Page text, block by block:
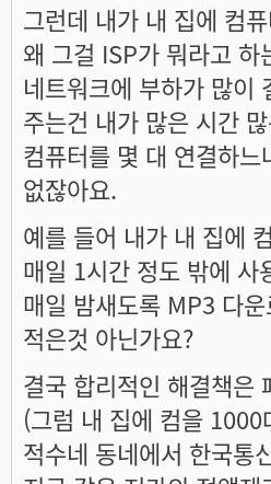
그런데 내가 내 집에 컴
왜 그걸 ISP가 뭐라고 하
네트워크에 부하가 많이
주는건 내가 많은 시간
컴퓨터를 몇 대 연결하
없잖아요.
예를 들어 내가 내 집에
매일 1시간 정도 밖에 사
매일 밤새도록 MP3 다
적은것 아닌가요?
결국 합리적인 해결책은
(그럼 내 집에 컴을
적수네 동네에서 한국통